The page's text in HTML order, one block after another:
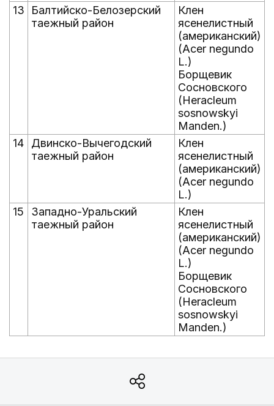
13
Балтийско-Белозерский
таежный район
Клен
ясенелистный
(американский)
(Acer negundo
L.)
Борщевик
Сосновского
(Heracleum
sosnowskyi
Manden.)
14
Двинско-Вычегодский
таежный район
Клен
ясенелистный
(американский)
(Acer negundo
L.)
15
Западно-Уральский
таежный район
Клен
ясенелистный
(американский)
(Acer negundo
L.)
Борщевик
Сосновского
(Heracleum
sosnowskyi
Manden.)